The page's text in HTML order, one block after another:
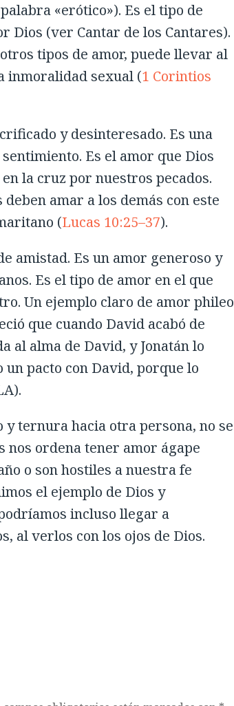
«erótico»). Es el tipo de
Dios (ver Cantar de los Cantares).
tipos de amor, puede llevar al
inmoralidad sexual (1 Corintios
y desinteresado. Es una
Es el amor que Dios
la cruz por nuestros pecados.
amar a los demás con este
(Lucas 10:25–37).
amistad. Es un amor generoso y
Es el tipo de amor en el que
Un ejemplo claro de amor phileo
que cuando David acabó de
al alma de David, y Jonatán lo
un pacto con David, porque lo
ternura hacia otra persona, no se
nos ordena tener amor ágape
o son hostiles a nuestra fe
el ejemplo de Dios y
incluso llegar a
al verlos con los ojos de Dios.